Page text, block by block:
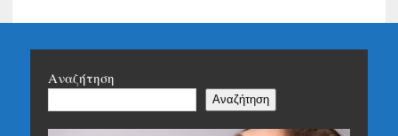
Αναζήτηση
Αναζήτηση